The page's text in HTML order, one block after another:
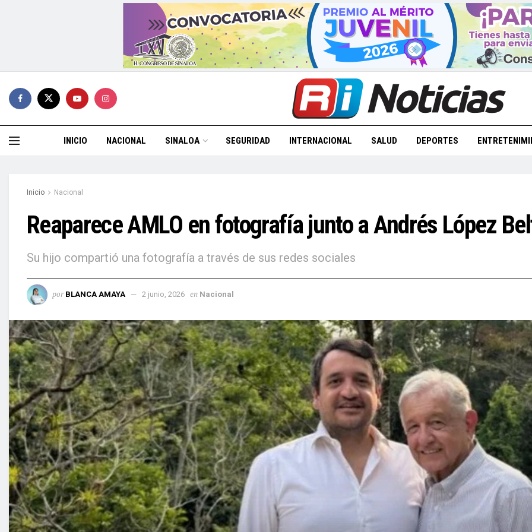
INICIO NACIONAL SINALOA SEGURIDAD INTERNACIONAL SALUD DEPORTES
Inicio Nacional
Reaparece AMLO en fotografía junto a Andrés López
Su hijo compartió una fotografía a través de sus redes sociales
por BLANCA AMAYA 2 junio, 2026 en Nacional